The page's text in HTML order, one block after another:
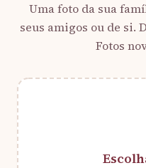
Uma foto da sua
seus amigos ou de si.
Fotos